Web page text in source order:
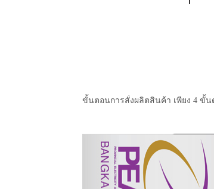
ขั้นตอนการสั่งผลิตสินค้า เพียง 4 ขั้